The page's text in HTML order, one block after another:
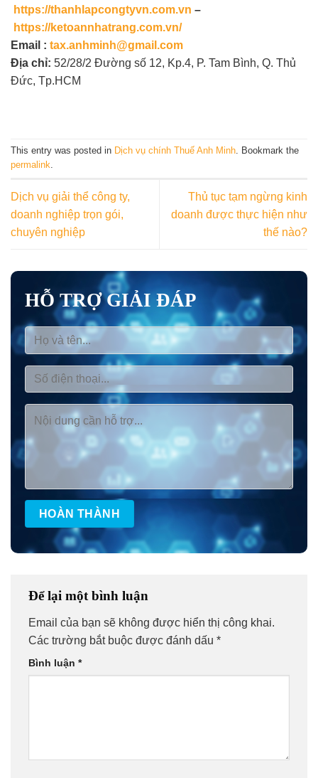
https://thanhlapcongtyvn.com.vn –
https://ketoannhatrang.com.vn/
Email : tax.anhminh@gmail.com
Địa chỉ: 52/28/2 Đường số 12, Kp.4, P. Tam Bình, Q. Thủ
Đức, Tp.HCM
This entry was posted in Dịch vụ chính Thuế Anh Minh. Bookmark the
permalink.
Dịch vụ giải thể công ty,
doanh nghiệp trọn gói,
chuyên nghiệp
Thủ tục tạm ngừng kinh
doanh được thực hiện như
thế nào?
HỖ TRỢ GIẢI ĐÁP
Để lại một bình luận
Email của bạn sẽ không được hiển thị công khai.
Các trường bắt buộc được đánh dấu *
Bình luận *